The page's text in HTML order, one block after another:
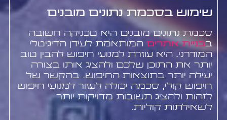
שימוש בסכמת נתונים מובנים
סכמת נתונים מובנים היא טכניקה חשובה
בבניית אתריםהמותאמת לעידן הדיגיטלי
המודרני. היא עוזרת למנועי חיפוש להבין טוב
יותר את התוכן שלכם ולהציג אותו בצורה
יעילה יותר בתוצאות החיפוש. בהקשר של
חיפוש קולי, סכמה יכולה לעזור למנועי חיפוש
לזהות ולהציג תשובות מדויקות יותר
לשאילתות קוליות.